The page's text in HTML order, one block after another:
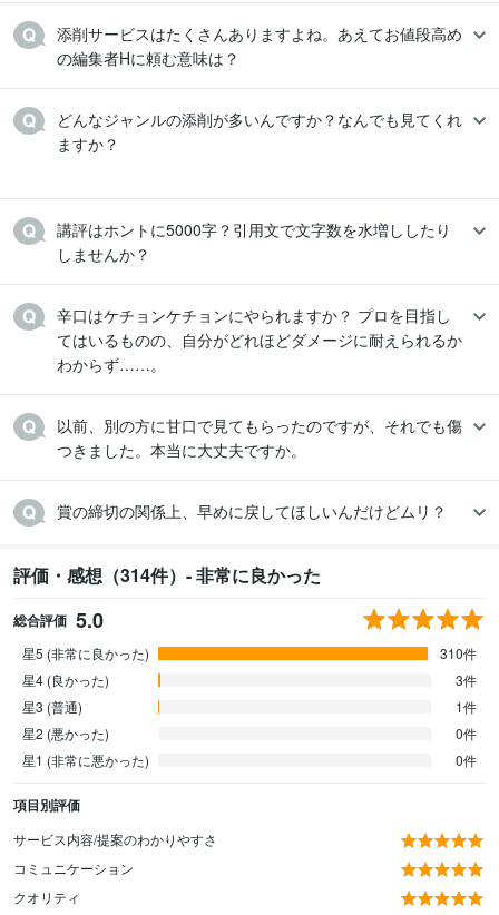
添削サービスはたくさんありますよね。あえてお値段高め
の編集者Hに頼む意味は？
どんなジャンルの添削が多いんですか？なんでも見てくれ
ますか？
講評はホントに5000字？引用文で文字数を水増ししたり
しませんか？
辛口はケチョンケチョンにやられますか？ プロを目指し
てはいるものの、自分がどれほどダメージに耐えられるか
わからず……。
以前、別の方に甘口で見てもらったのですが、それでも傷
つきました。本当に大丈夫ですか。
賞の締切の関係上、早めに戻してほしいんだけどムリ？
評価・感想（314件）- 非常に良かった
総合評価 5.0
星5 (非常に良かった)
310件
星4 (良かった)
3件
星3 (普通)
1件
星2 (悪かった)
0件
星1 (非常に悪かった)
0件
項目別評価
サービス内容/提案のわかりやすさ
コミュニケーション
クオリティ